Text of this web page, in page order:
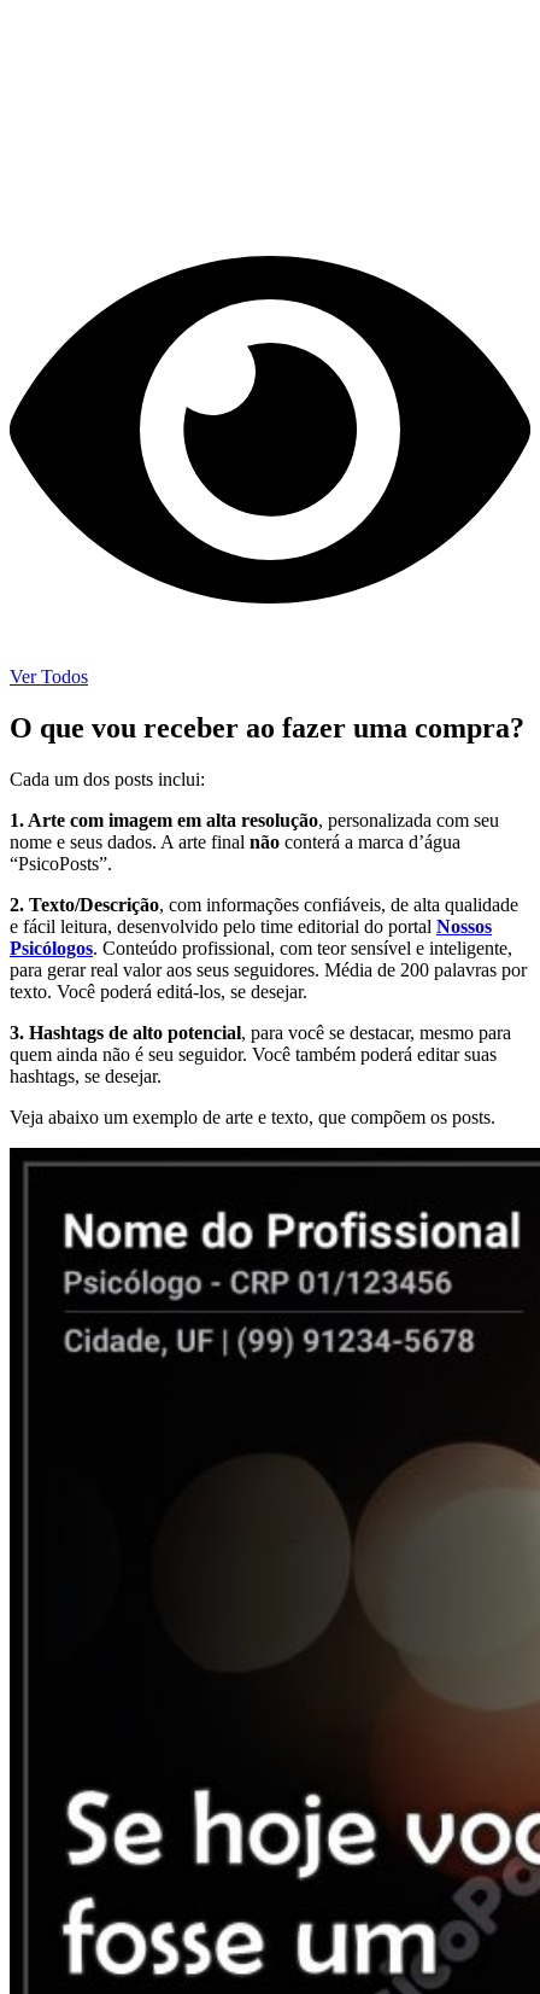
Ver Todos
O que vou receber ao fazer uma compra?
Cada um dos posts inclui:
1. Arte com imagem em alta resolução, personalizada com seu
nome e seus dados. A arte final não conterá a marca d’água
“PsicoPosts”.
2. Texto/Descrição, com informações confiáveis, de alta qualidade
e fácil leitura, desenvolvido pelo time editorial do portal Nossos
Psicólogos. Conteúdo profissional, com teor sensível e inteligente,
para gerar real valor aos seus seguidores. Média de 200 palavras por
texto. Você poderá editá-los, se desejar.
3. Hashtags de alto potencial, para você se destacar, mesmo para
quem ainda não é seu seguidor. Você também poderá editar suas
hashtags, se desejar.
Veja abaixo um exemplo de arte e texto, que compõem os posts.